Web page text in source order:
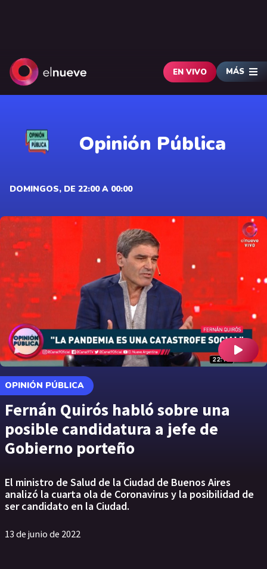
EN VIVO MÁS
Opinión Pública
DOMINGOS, DE 22:00 A 00:00
OPINIÓN PÚBLICA
Fernán Quirós habló sobre una
posible candidatura a jefe de
Gobierno porteño
El ministro de Salud de la Ciudad de Buenos Aires
analizó la cuarta ola de Coronavirus y la posibilidad de
ser candidato en la Ciudad.
13 de junio de 2022